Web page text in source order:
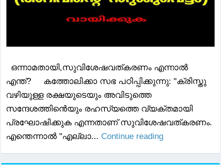
ഒന്നാമതായി,സുവിശേഷവത്കരണം എന്നാൽ
എന്ത്? കത്തോലിക്കാ സഭ പഠിപ്പിക്കുന്നു: "ക്രിസ്തു
വഴിയുള്ള രക്ഷയുടെയും അവിടുത്തെ
സന്ദേശത്തിൻെയും രഹസ്യത്തെ വ്യക്തമായി
പ്രഘോഷിക്കുക എന്നതാണ് സുവിശേഷവത്കരണം.
എന്തെന്നാൽ "എല്ലാ... Continue reading